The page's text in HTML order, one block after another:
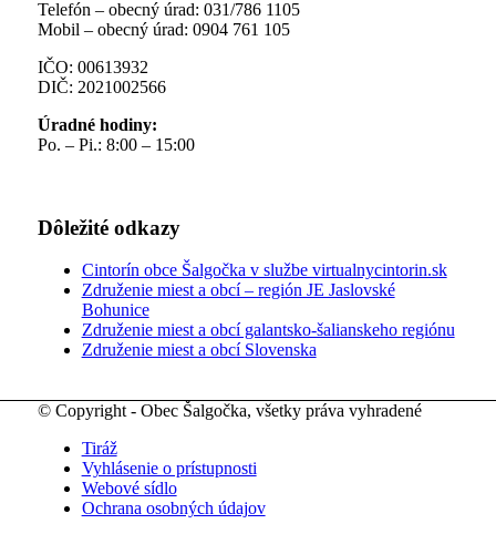
Telefón – obecný úrad: 031/786 1105
Mobil – obecný úrad: 0904 761 105
IČO: 00613932
DIČ: 2021002566
Úradné hodiny:
Po. – Pi.: 8:00 – 15:00
Dôležité odkazy
Cintorín obce Šalgočka v službe virtualnycintorin.sk
Združenie miest a obcí – región JE Jaslovské
Bohunice
Združenie miest a obcí galantsko-šalianskeho regiónu
Združenie miest a obcí Slovenska
© Copyright - Obec Šalgočka, všetky práva vyhradené
Tiráž
Vyhlásenie o prístupnosti
Webové sídlo
Ochrana osobných údajov